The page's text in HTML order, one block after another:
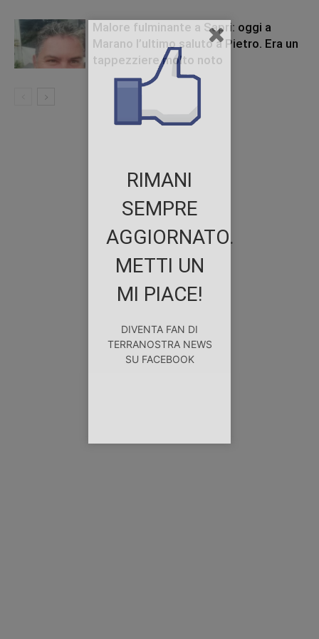
Malore fulminante a Sapri: oggi a
Marano l’ultimo saluto a Pietro. Era un
tappezziere molto noto
RIMANI
SEMPRE
AGGIORNATO.
METTI UN
MI PIACE!
DIVENTA FAN DI
TERRANOSTRA NEWS
SU FACEBOOK